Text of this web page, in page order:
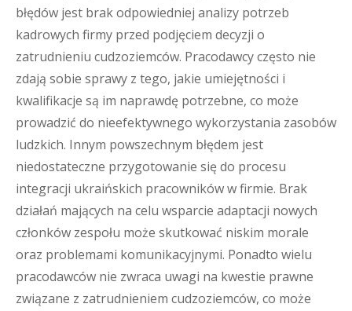
błędów jest brak odpowiedniej analizy potrzeb
kadrowych firmy przed podjęciem decyzji o
zatrudnieniu cudzoziemców. Pracodawcy często nie
zdają sobie sprawy z tego, jakie umiejętności i
kwalifikacje są im naprawdę potrzebne, co może
prowadzić do nieefektywnego wykorzystania zasobów
ludzkich. Innym powszechnym błędem jest
niedostateczne przygotowanie się do procesu
integracji ukraińskich pracowników w firmie. Brak
działań mających na celu wsparcie adaptacji nowych
członków zespołu może skutkować niskim morale
oraz problemami komunikacyjnymi. Ponadto wielu
pracodawców nie zwraca uwagi na kwestie prawne
związane z zatrudnieniem cudzoziemców, co może